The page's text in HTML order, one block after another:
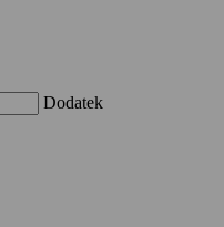
Dodatek